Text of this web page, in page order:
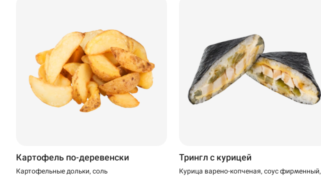
Картофель по-деревенски
Картофельные дольки, соль
Трингл с курицей
Курица варено-копченая, соус фирменный,
Уренгой